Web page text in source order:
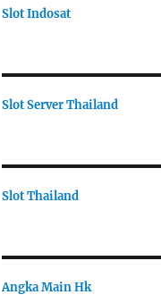
Slot Indosat
Slot Server Thailand
Slot Thailand
Angka Main Hk